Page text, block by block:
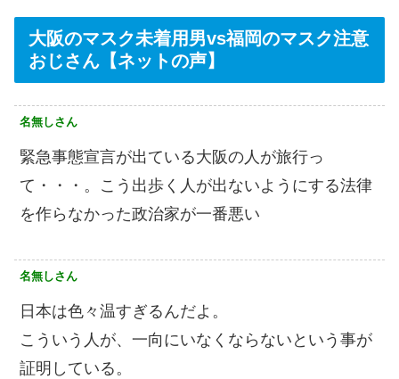
大阪のマスク未着用男vs福岡のマスク注意
おじさん【ネットの声】
名無しさん
緊急事態宣言が出ている大阪の人が旅行っ
て・・・。こう出歩く人が出ないようにする法律
を作らなかった政治家が一番悪い
名無しさん
日本は色々温すぎるんだよ。
こういう人が、一向にいなくならないという事が
証明している。